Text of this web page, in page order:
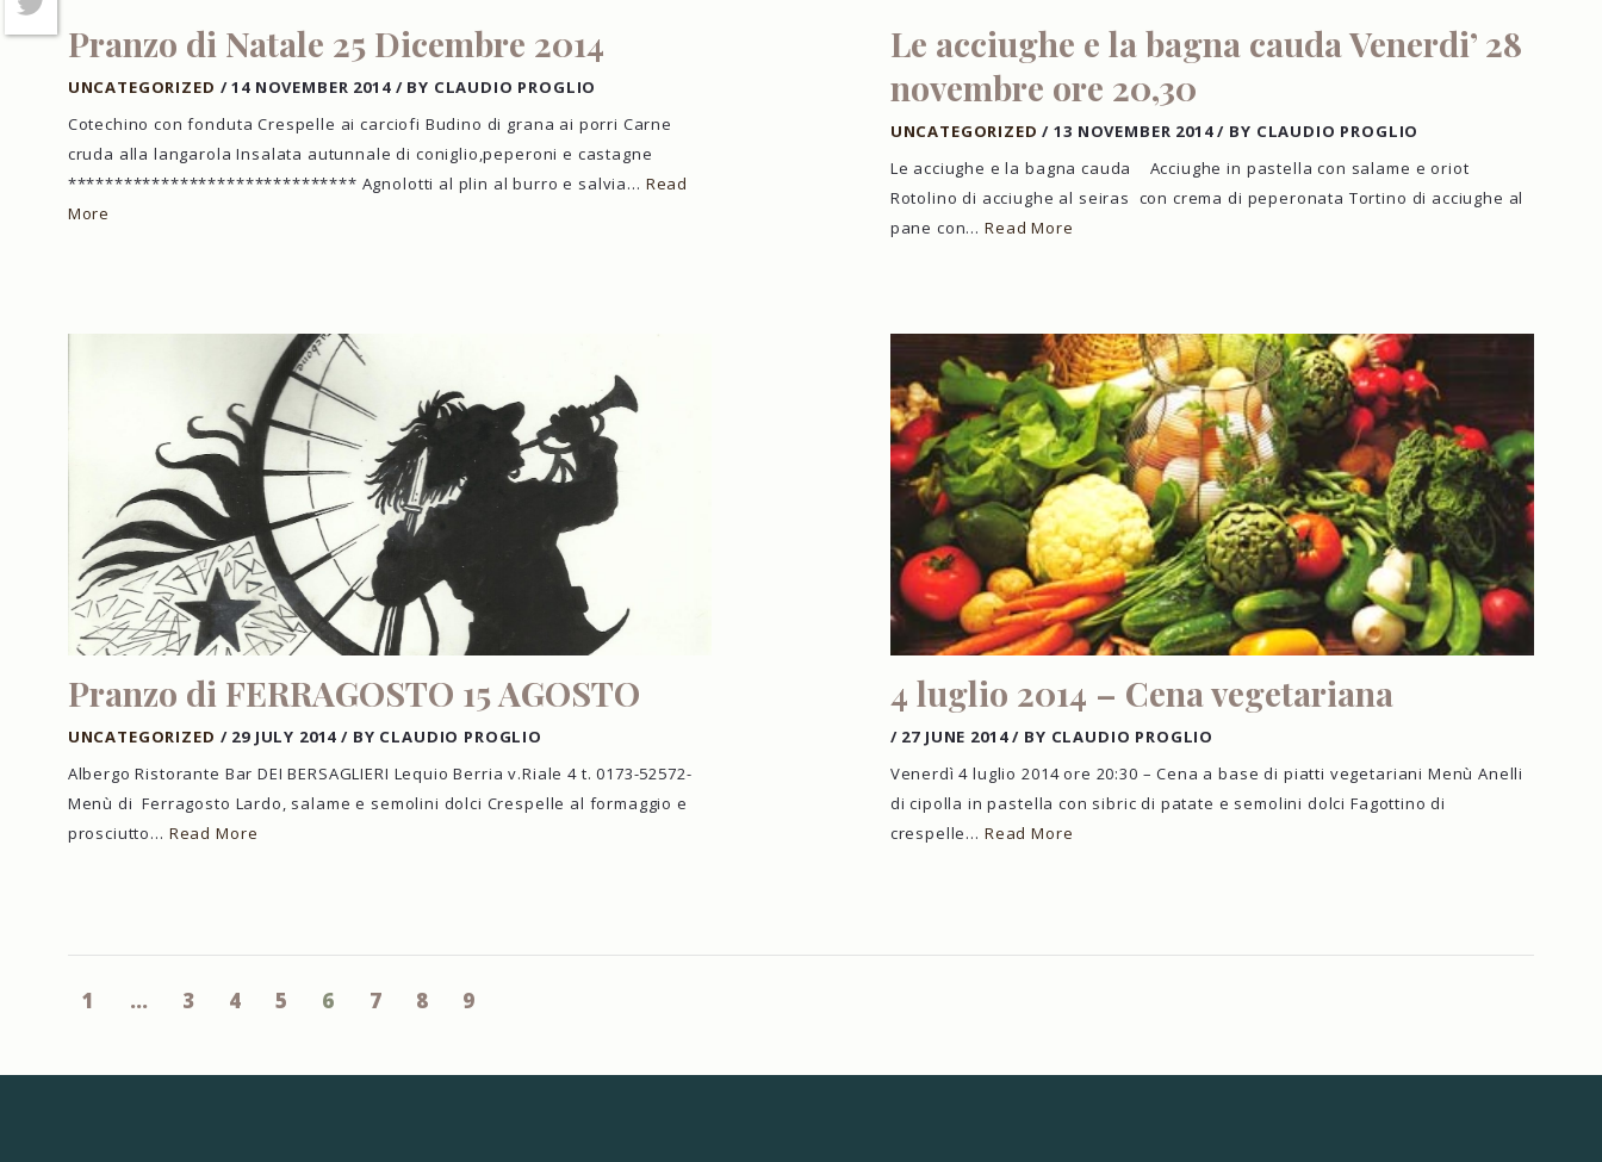
Pranzo di Natale 25 Dicembre 2014
UNCATEGORIZED /14 NOVEMBER 2014 / BY CLAUDIO PROGLIO
Cotechino con fonduta Crespelle ai carciofi Budino di grana ai porri Carne
cruda alla langarola Insalata autunnale di coniglio,peperoni e castagne
******************************* Agnolotti al plin al burro e salvia… Read
More
Le acciughe e la bagna cauda Venerdi’ 28
novembre ore 20,30
UNCATEGORIZED /13 NOVEMBER 2014 / BY CLAUDIO PROGLIO
Le acciughe e la bagna cauda Acciughe in pastella con salame e oriot
Rotolino di acciughe al seiras con crema di peperonata Tortino di acciughe al
pane con…Read More
Pranzo di FERRAGOSTO 15 AGOSTO
UNCATEGORIZED / 29 JULY 2014 / BY CLAUDIO PROGLIO
Albergo Ristorante Bar DEI BERSAGLIERI Lequio Berria v.Riale 4 t. 0173-52572-
Menù di Ferragosto Lardo, salame e semolini dolci Crespelle al formaggio e
prosciutto… Read More
4 luglio 2014 – Cena vegetariana
/ 27 JUNE 2014 / BY CLAUDIO PROGLIO
Venerdì 4 luglio 2014 ore 20:30 – Cena a base di piatti vegetariani Menù Anelli
di cipolla in pastella con sibric di patate e semolini dolci Fagottino di
crespelle… Read More
1 … 3 4 5 6 7 8 9
Twitter